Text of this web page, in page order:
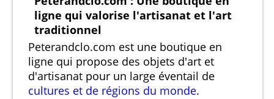
ligne qui valorise l'artisanat et l'art
traditionnel
Peterandclo.com est une boutique en
ligne qui propose des objets d'art et
d'artisanat pour un large éventail de
cultures et de régions du monde.